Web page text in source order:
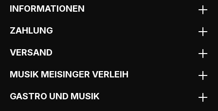
INFORMATIONEN
ZAHLUNG
VERSAND
MUSIK MEISINGER VERLEIH
GASTRO UND MUSIK